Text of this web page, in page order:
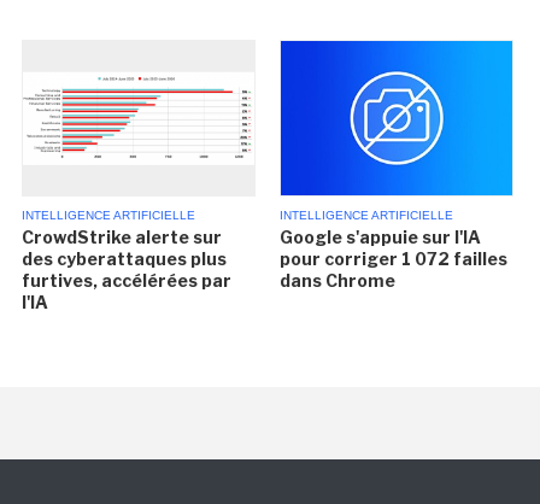
INTELLIGENCE ARTIFICIELLE
CrowdStrike alerte sur
des cyberattaques plus
furtives, accélérées par
l'IA
INTELLIGENCE ARTIFICIELLE
Google s'appuie sur l'IA
pour corriger 1 072 failles
dans Chrome